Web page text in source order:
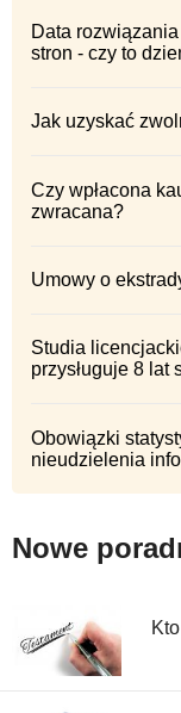
Data
stron - czy to
Jak uzyskać
Czy wpłacona
zwracana?
Umowy o
Studia
przysługuje 8 lat
Obowiązki
nieudzielenia
Nowe